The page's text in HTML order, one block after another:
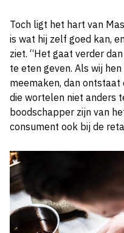
Toch ligt het hart van
is wat hij zelf goed kan,
ziet. “Het gaat verder
te eten geven. Als wij
meemaken, dan ontstaat
die wortelen niet anders
boodschapper zijn van
consument ook bij de